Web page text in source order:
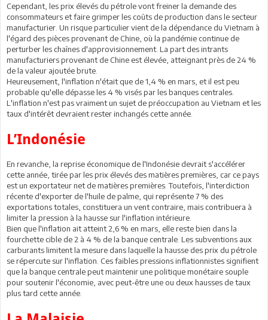
Cependant, les prix élevés du pétrole vont freiner la demande des
consommateurs et faire grimper les coûts de production dans le secteur
manufacturier. Un risque particulier vient de la dépendance du Vietnam à
l'égard des pièces provenant de Chine, où la pandémie continue de
perturber les chaînes d'approvisionnement. La part des intrants
manufacturiers provenant de Chine est élevée, atteignant près de 24 %
de la valeur ajoutée brute.
Heureusement, l'inflation n'était que de 1,4 % en mars, et il est peu
probable qu'elle dépasse les 4 % visés par les banques centrales.
L'inflation n'est pas vraiment un sujet de préoccupation au Vietnam et les
taux d'intérêt devraient rester inchangés cette année.
L’Indonésie
En revanche, la reprise économique de l'Indonésie devrait s'accélérer
cette année, tirée par les prix élevés des matières premières, car ce pays
est un exportateur net de matières premières. Toutefois, l'interdiction
récente d'exporter de l'huile de palme, qui représente 7 % des
exportations totales, constituera un vent contraire, mais contribuera à
limiter la pression à la hausse sur l'inflation intérieure.
Bien que l'inflation ait atteint 2,6 % en mars, elle reste bien dans la
fourchette cible de 2 à 4 % de la banque centrale. Les subventions aux
carburants limitent la mesure dans laquelle la hausse des prix du pétrole
se répercute sur l'inflation. Ces faibles pressions inflationnistes signifient
que la banque centrale peut maintenir une politique monétaire souple
pour soutenir l'économie, avec peut-être une ou deux hausses de taux
plus tard cette année.